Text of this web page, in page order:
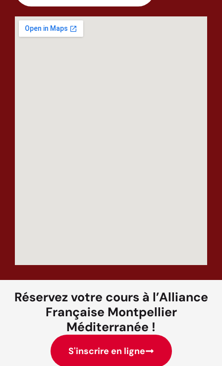
Réservez votre cours à l’Alliance
Française Montpellier
Méditerranée !
S'inscrire en ligne